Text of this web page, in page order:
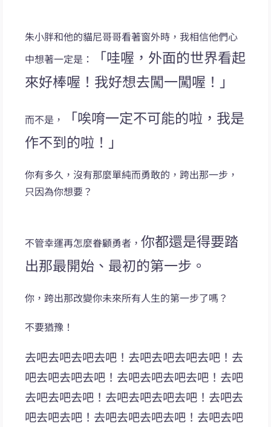
朱小胖和他的貓尼哥哥看著窗外時，我相信他們心
中想著一定是：
「哇喔，外面的世界看起
來好棒喔！我好想去闖一闖喔！」
而不是，
「唉唷一定不可能的啦，我是
作不到的啦！」
你有多久，沒有那麼單純而勇敢的，跨出那一步，
只因為你想要？
不管幸運再怎麼眷顧勇者，你都還是得要踏
出那最開始、最初的第一步。
你，跨出那改變你未來所有人生的第一步了嗎？
不要猶豫！
去吧去吧去吧去吧！去吧去吧去吧去吧！去
吧去吧去吧去吧！去吧去吧去吧去吧！去吧
去吧去吧去吧！去吧去吧去吧去吧！去吧去
吧去吧去吧！去吧去吧去吧去吧！去吧去吧